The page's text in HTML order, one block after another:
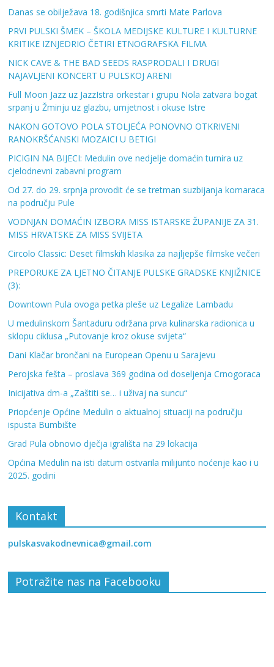
Danas se obilježava 18. godišnjica smrti Mate Parlova
PRVI PULSKI ŠMEK – ŠKOLA MEDIJSKE KULTURE I KULTURNE
KRITIKE IZNJEDRIO ČETIRI ETNOGRAFSKA FILMA
NICK CAVE & THE BAD SEEDS RASPRODALI I DRUGI
NAJAVLJENI KONCERT U PULSKOJ ARENI
Full Moon Jazz uz JazzIstra orkestar i grupu Nola zatvara bogat
srpanj u Žminju uz glazbu, umjetnost i okuse Istre
NAKON GOTOVO POLA STOLJEĆA PONOVNO OTKRIVENI
RANOKRŠĆANSKI MOZAICI U BETIGI
PICIGIN NA BIJECI: Medulin ove nedjelje domaćin turnira uz
cjelodnevni zabavni program
Od 27. do 29. srpnja provodit će se tretman suzbijanja komaraca
na području Pule
VODNJAN DOMAĆIN IZBORA MISS ISTARSKE ŽUPANIJE ZA 31.
MISS HRVATSKE ZA MISS SVIJETA
Circolo Classic: Deset filmskih klasika za najljepše filmske večeri
PREPORUKE ZA LJETNO ČITANJE PULSKE GRADSKE KNJIŽNICE
(3):
Downtown Pula ovoga petka pleše uz Legalize Lambadu
U medulinskom Šantaduru održana prva kulinarska radionica u
sklopu ciklusa „Putovanje kroz okuse svijeta“
Dani Klačar brončani na European Openu u Sarajevu
Perojska fešta – proslava 369 godina od doseljenja Crnogoraca
Inicijativa dm-a „Zaštiti se… i uživaj na suncu“
Priopćenje Općine Medulin o aktualnoj situaciji na području
ispusta Bumbište
Grad Pula obnovio dječja igrališta na 29 lokacija
Općina Medulin na isti datum ostvarila milijunto noćenje kao i u
2025. godini
Kontakt
pulskasvakodnevnica@gmail.com
Potražite nas na Facebooku